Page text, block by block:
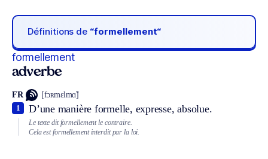
Définitions de “formellement“
formellement
adverbe
FR [fɔʀmɛlmɑ̃]
D’une manière formelle, expresse, absolue.
1
Le texte dit formellement le contraire.
Cela est formellement interdit par la loi.